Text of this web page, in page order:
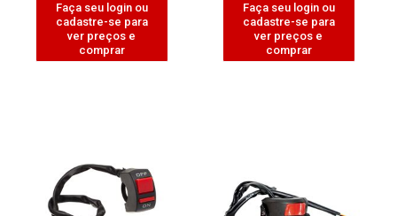
Faça seu login ou
cadastre-se para
ver preços e
comprar
Faça seu login ou
cadastre-se para
ver preços e
comprar